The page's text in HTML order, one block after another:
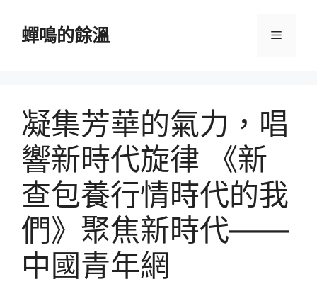
蟬鳴的餘溫 選
凝集芳華的氣力，唱
響新時代旋律 《新
查包養行情時代的我
們》聚焦新時代——
中國青年網